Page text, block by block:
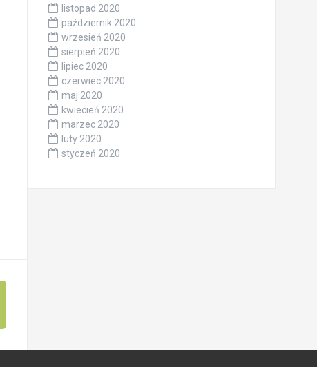
listopad 2020
październik 2020
wrzesień 2020
sierpień 2020
lipiec 2020
czerwiec 2020
maj 2020
kwiecień 2020
marzec 2020
luty 2020
styczeń 2020